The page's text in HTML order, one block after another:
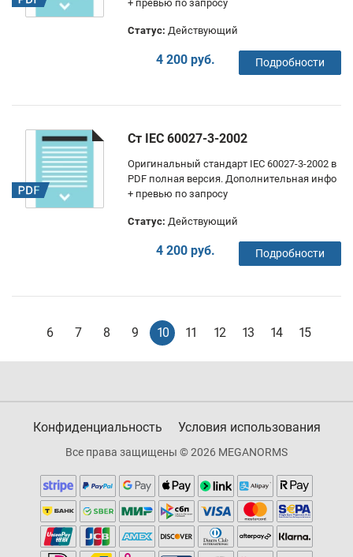
+ превью по запросу
Статус: Действующий
4 200 руб. Подробности
Ст IEC 60027-3-2002
Оригинальный стандарт IEC 60027-3-2002 в
PDF полная версия. Дополнительная инфо
+ превью по запросу
Статус: Действующий
4 200 руб. Подробности
6 7 8 9 10 11 12 13 14 15
Конфиденциальность Условия использования
Все права защищены © 2026 MEGANORMS